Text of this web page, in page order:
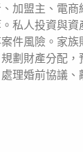
加盟主、電
私人投資與
件風險。家
劃財產分配
理婚前協議